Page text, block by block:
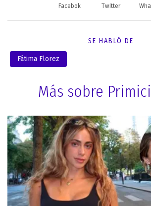
Facebok Twitter
SE HABLÓ DE
Fátima Florez
Más sobre